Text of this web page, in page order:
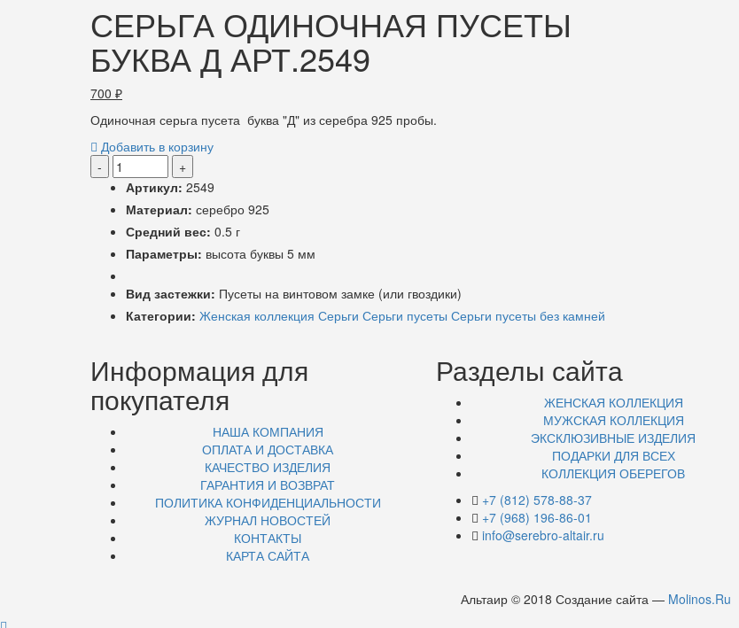
СЕРЬГА ОДИНОЧНАЯ ПУСЕТЫ
БУКВА Д АРТ.2549
700 ₽
Одиночная серьга пусета буква "Д" из серебра 925 пробы.
Добавить в корзину
-
+
Артикул: 2549
Материал: серебро 925
Средний вес: 0.5 г
Параметры: высота буквы 5 мм
Вид застежки: Пусеты на винтовом замке (или гвоздики)
Категории: Женская коллекция Серьги Серьги пусеты Серьги пусеты без камней
Информация для
покупателя
НАША КОМПАНИЯ
ОПЛАТА И ДОСТАВКА
КАЧЕСТВО ИЗДЕЛИЯ
ГАРАНТИЯ И ВОЗВРАТ
ПОЛИТИКА КОНФИДЕНЦИАЛЬНОСТИ
ЖУРНАЛ НОВОСТЕЙ
КОНТАКТЫ
КАРТА САЙТА
Разделы сайта
ЖЕНСКАЯ КОЛЛЕКЦИЯ
МУЖСКАЯ КОЛЛЕКЦИЯ
ЭКСКЛЮЗИВНЫЕ ИЗДЕЛИЯ
ПОДАРКИ ДЛЯ ВСЕХ
КОЛЛЕКЦИЯ ОБЕРЕГОВ
+7 (812) 578-88-37
+7 (968) 196-86-01
info@serebro-altair.ru
Альтаир © 2018 Создание сайта — Molinos.Ru